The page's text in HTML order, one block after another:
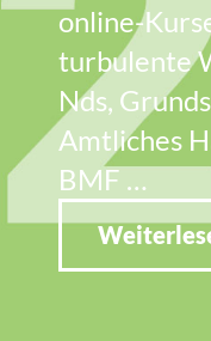
online-
turbulente
Nds,
Amtliches
BMF …